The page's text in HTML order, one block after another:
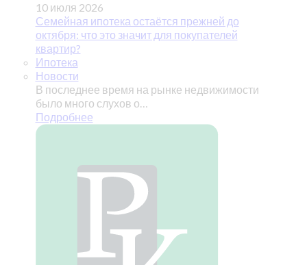
10 июля 2026
Семейная ипотека остаётся прежней до
октября: что это значит для покупателей
квартир?
Ипотека
Новости
В последнее время на рынке недвижимости
было много слухов о…
Подробнее